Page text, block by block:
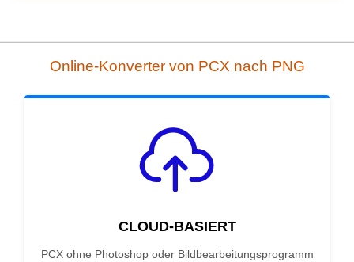
Online-Konverter von PCX nach PNG
CLOUD-BASIERT
PCX ohne Photoshop oder Bildbearbeitungsprogramm